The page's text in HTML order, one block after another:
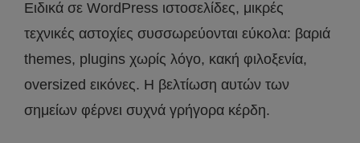
Ειδικά σε WordPress ιστοσελίδες, μικρές
τεχνικές αστοχίες συσσωρεύονται εύκολα: βαριά
themes, plugins χωρίς λόγο, κακή φιλοξενία,
oversized εικόνες. Η βελτίωση αυτών των
σημείων φέρνει συχνά γρήγορα κέρδη.